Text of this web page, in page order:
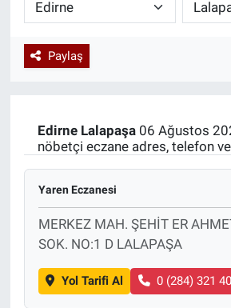
Paylaş
Edirne Lalapaşa06 Ağustos
nöbetçi eczane adres, telefon
Yaren Eczanesi
MERKEZ MAH. ŞEHİT ER
SOK. NO:1 D LALAPAŞA
Yol Tarifi Al 0 (284) 321